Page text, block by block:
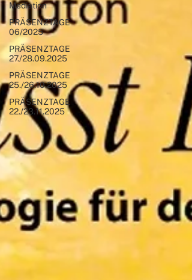
Mediation
PRÄSENZTAGE
06/2025
PRÄSENZTAGE
27./28.09.2025
PRÄSENZTAGE
25./26.10.2025
PRÄSENZTAGE
22./23.11.2025